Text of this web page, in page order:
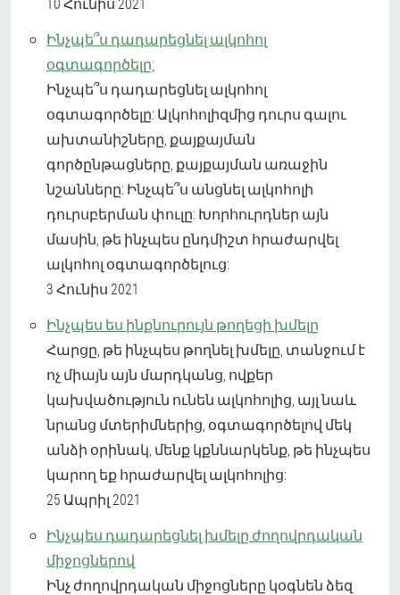
Ինչպե՞ս դադարեցնել ալկոհոլ
օգտագործելը:
Ինչպե՞ս դադարեցնել ալկոհոլ
օգտագործելը: Ալկոհոլիզմից դուրս գալու
ախտանիշները, քայքայման
գործընթացները, քայքայման առաջին
նշանները: Ինչպե՞ս անցնել ալկոհոլի
դուրսբերման փուլը: Խորհուրդներ այն
մասին, թե ինչպես ընդմիշտ հրաժարվել
ալկոհոլ օգտագործելուց:
3 Հունիս 2021
Ինչպես ես ինքնուրույն թողեցի խմելը
Հարցը, թե ինչպես թողնել խմելը, տանջում է
ոչ միայն այն մարդկանց, ովքեր
կախվածություն ունեն ալկոհոլից, այլ նաև
նրանց մտերիմներից, օգտագործելով մեկ
անձի օրինակ, մենք կքննարկենք, թե ինչպես
կարող եք հրաժարվել ալկոհոլից:
25 Ապրիլ 2021
Ինչպես դադարեցնել խմելը ժողովրդական
միջոցներով
Ինչ ժողովրդական միջոցները կօգնեն ձեզ